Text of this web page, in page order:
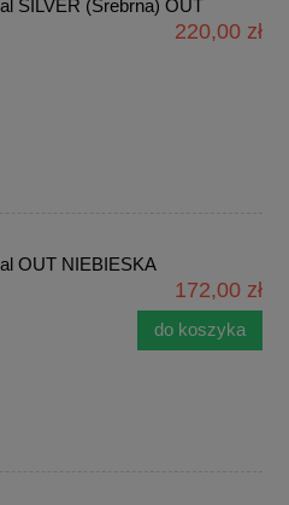
SILVER (Srebrna) OUT
220,00 zł
OUT NIEBIESKA
172,00 zł
do koszyka